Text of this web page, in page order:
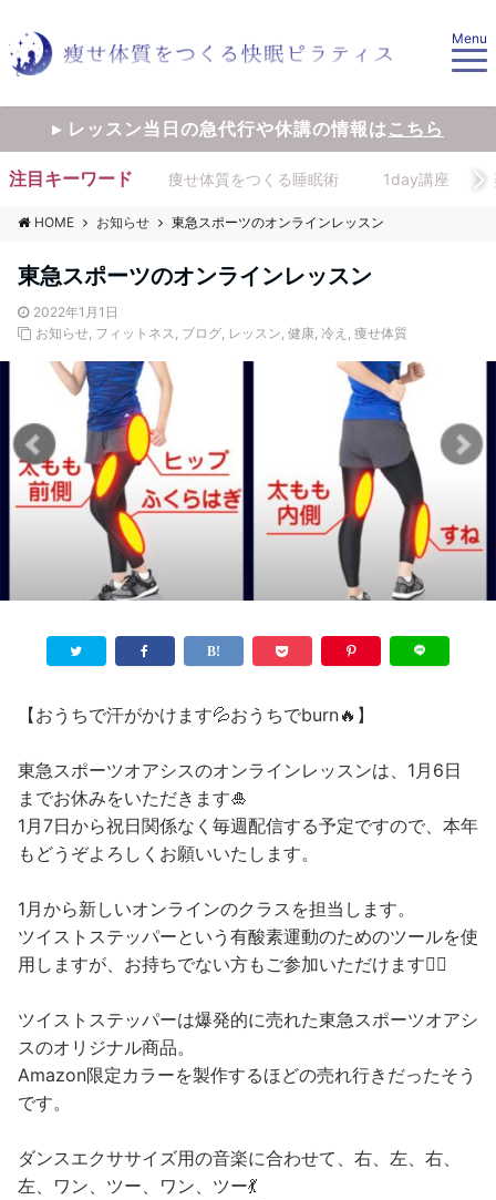
Menu
▸ レッスン当日の急代行や休講の情報はこちら
注目キーワード 痩せ体質をつくる睡眠術 1day講座
HOME お知らせ 東急スポーツのオンラインレッスン
東急スポーツのオンラインレッスン
2022年1月1日
お知らせ, フィットネス, ブログ, レッスン, 健康, 冷え , 痩せ体質
【おうちで汗がかけます💦おうちでburn🔥】
東急スポーツオアシスのオンラインレッスンは、1月6日
までお休みをいただきます🎍
1月7日から祝日関係なく毎週配信する予定ですので、本年
もどうぞよろしくお願いいたします。
1月から新しいオンラインのクラスを担当します。
ツイストステッパーという有酸素運動のためのツールを使
用しますが、お持ちでない方もご参加いただけます🙆‍♀️
ツイストステッパーは爆発的に売れた東急スポーツオアシ
スのオリジナル商品。
Amazon限定カラーを製作するほどの売れ行きだったそう
です。
ダンスエクササイズ用の音楽に合わせて、右、左、右、
左、ワン、ツー、ワン、ツー💃